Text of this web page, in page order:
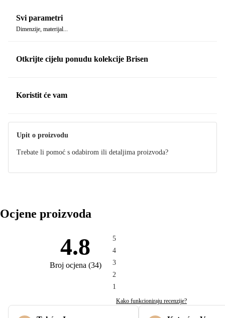
Svi parametri
Dimenzije, materijal...
Otkrijte cijelu ponudu kolekcije Brisen
Koristit će vam
Upit o proizvodu
Trebate li pomoć s odabirom ili detaljima proizvoda?
Ocjene proizvoda
4.8
Broj ocjena (34)
5
4
3
2
1
Kako funkcioniraju recenzije?